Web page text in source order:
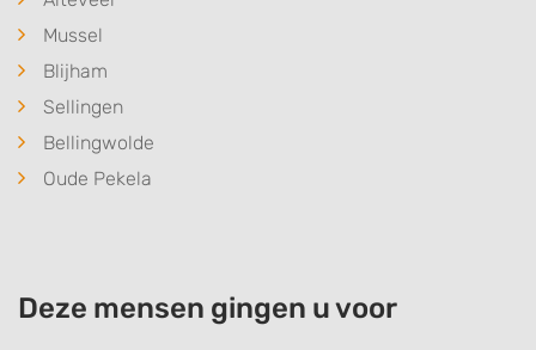
Mussel
Blijham
Sellingen
Bellingwolde
Oude Pekela
Deze mensen gingen u voor